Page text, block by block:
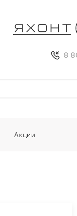
8
Акции